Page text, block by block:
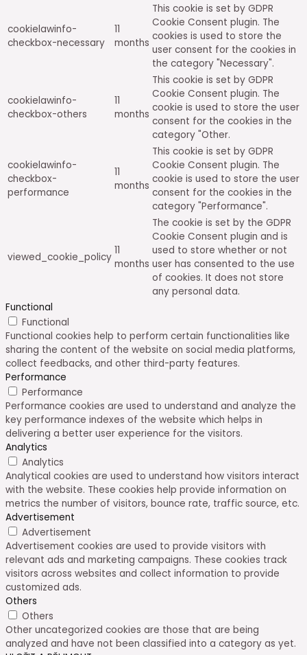
cookielawinfo-
checkbox-necessary
11
months
This cookie is set by GDPR
Cookie Consent plugin. The
cookies is used to store the
user consent for the cookies in
the category "Necessary".
cookielawinfo-
checkbox-others
11
months
This cookie is set by GDPR
Cookie Consent plugin. The
cookie is used to store the user
consent for the cookies in the
category "Other.
cookielawinfo-
checkbox-
performance
11
months
This cookie is set by GDPR
Cookie Consent plugin. The
cookie is used to store the user
consent for the cookies in the
category "Performance".
viewed_cookie_policy
11
months
The cookie is set by the GDPR
Cookie Consent plugin and is
used to store whether or not
user has consented to the use
of cookies. It does not store
any personal data.
Functional
Functional
Functional cookies help to perform certain functionalities like
sharing the content of the website on social media platforms,
collect feedbacks, and other third-party features.
Performance
Performance
Performance cookies are used to understand and analyze the
key performance indexes of the website which helps in
delivering a better user experience for the visitors.
Analytics
Analytics
Analytical cookies are used to understand how visitors interact
with the website. These cookies help provide information on
metrics the number of visitors, bounce rate, traffic source, etc.
Advertisement
Advertisement
Advertisement cookies are used to provide visitors with
relevant ads and marketing campaigns. These cookies track
visitors across websites and collect information to provide
customized ads.
Others
Others
Other uncategorized cookies are those that are being
analyzed and have not been classified into a category as yet.